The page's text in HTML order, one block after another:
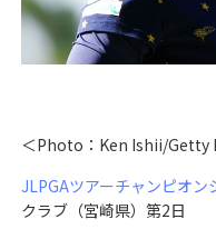
＜Photo：Ken Ishii/Getty
JLPGAツアーチャンピオ
クラブ（宮崎県）第2日